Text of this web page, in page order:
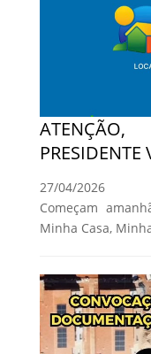
PRESIDENTE
27/04/2026
Começam
Minha Casa,